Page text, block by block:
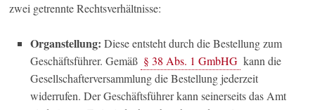
zwei getrennte Rechtsverhältnisse:
Organstellung: Diese entsteht durch die Bestellung zum
Geschäftsführer. Gemäß § 38 Abs. 1 GmbHG kann die
Gesellschafterversammlung die Bestellung jederzeit
widerrufen. Der Geschäftsführer kann seinerseits das Amt